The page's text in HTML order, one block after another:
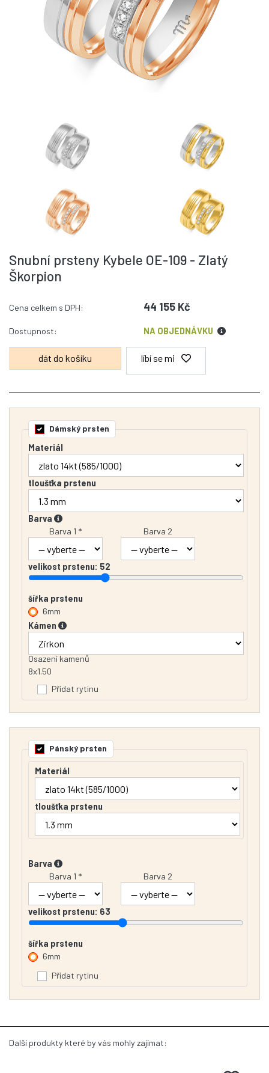
Snubní prsteny Kybele OE-109 - Zlatý
Škorpion
Cena celkem s DPH: 44 155 Kč
Dostupnost: NA OBJEDNÁVKU
líbí se mi
Dámský prsten
Materiál
tloušťka prstenu
Barva
Barva 1 *
Barva 2
velikost prstenu: 52
šířka prstenu
6mm
Kámen
Osazení kamenů
8x1.50
Přidat rytinu
Pánský prsten
Materiál
tloušťka prstenu
Barva
Barva 1 *
Barva 2
velikost prstenu: 63
šířka prstenu
6mm
Přidat rytinu
Další produkty které by vás mohly zajímat: